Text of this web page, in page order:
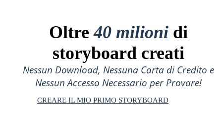
Oltre40 milioni di
storyboard creati
Nessun Download, Nessuna Carta di Credito e
Nessun Accesso Necessario per Provare!
CREARE IL MIO PRIMO STORYBOARD